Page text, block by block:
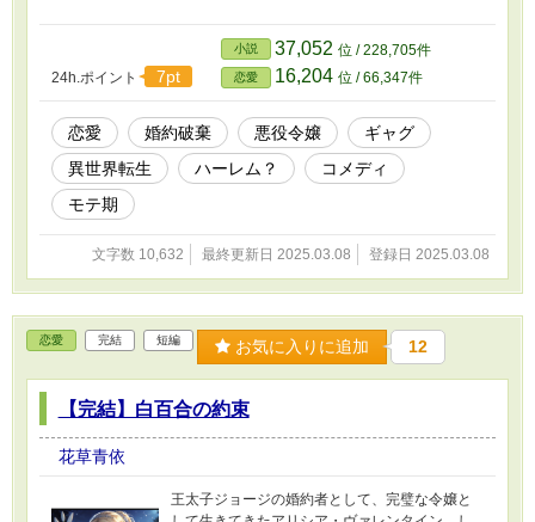
24h.ポイント 7pt
小説 37,052 位 / 228,705件
恋愛 16,204 位 / 66,347件
恋愛 婚約破棄 悪役令嬢
ギャグ
異世界転生
ハーレム？
コメディ
モテ期
文字数 10,632 最終更新日 2025.03.08 登録日 2025.03.08
恋愛 完結 短編 お気に入りに追加 12
【完結】白百合の約束
花草青依
王太子ジョージの婚約者として、完璧な令嬢と